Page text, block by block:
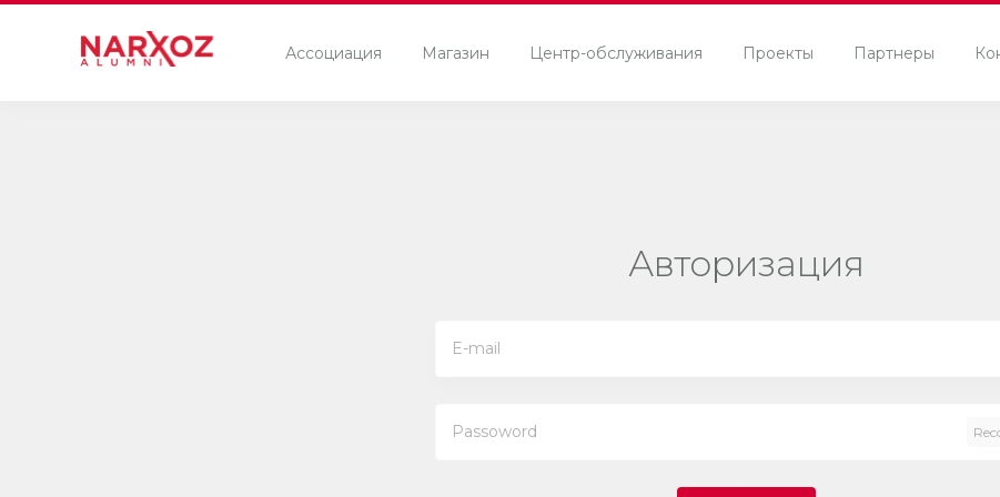
Ассоциация Магазин Центр-обслуживания Проекты Партнеры
Авторизация